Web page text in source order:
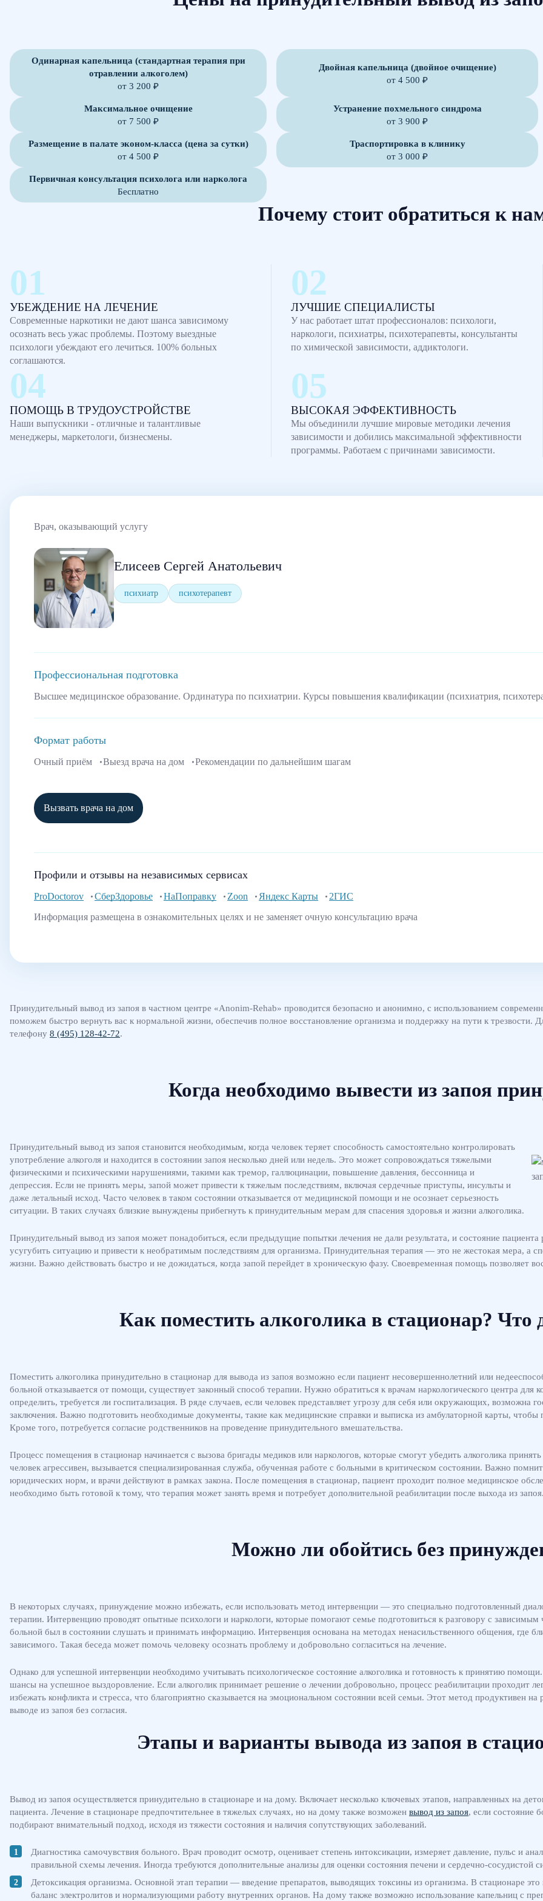
Одинарная капельница (стандартная терапия при
отравлении алкоголем)
от 3 200 ₽
Двойная капельница (двойное очищение)
от 4 500 ₽
Максимальное очищение
от 7 500 ₽
Устранение похмельного синдрома
от 3 900 ₽
Размещение в палате эконом-класса (цена за сутки)
от 4 500 ₽
Траспортировка в клинику
от 3 000 ₽
Первичная консультация психолога или нарколога
Бесплатно
Почему стоит обратиться к
УБЕЖДЕНИЕ НА ЛЕЧЕНИЕ
Современные наркотики не дают шанса зависимому
осознать весь ужас проблемы. Поэтому выездные
психологи убеждают его лечиться. 100% больных
соглашаются.
ЛУЧШИЕ СПЕЦИАЛИСТЫ
У нас работает штат профессионалов: психологи,
наркологи, психиатры, психотерапевты, консультанты
по химической зависимости, аддиктологи.
ПОМОЩЬ В ТРУДОУСТРОЙСТВЕ
Наши выпускники - отличные и талантливые
менеджеры, маркетологи, бизнесмены.
ВЫСОКАЯ ЭФФЕКТИВНОСТЬ
Мы объединили лучшие мировые методики лечения
зависимости и добились максимальной эффективности
программы. Работаем с причинами зависимости.
Врач, оказывающий услугу
Елисеев Сергей Анатольевич
психиатр психотерапевт
Профессиональная подготовка
Высшее медицинское образование. Ординатура по психиатрии. Курсы повышения квалификации (психиатрия,
Формат работы
Очный приём Выезд врача на дом Рекомендации по дальнейшим шагам
Вызвать врача на дом
Профили и отзывы на независимых сервисах
ProDoctorov СберЗдоровье НаПоправку Zoon Яндекс Карты
2ГИС
Информация размещена в ознакомительных целях и не заменяет очную консультацию врача
Принудительный вывод из запоя в частном центре «Anonim-Rehab» проводится безопасно и анонимно, с использованием
поможем быстро вернуть вас к нормальной жизни, обеспечив полное восстановление организма и поддержку на пути к трезвости.
телефону 8 (495) 128-42-72.
Когда необходимо вывести из запоя
Принудительный вывод из запоя становится необходимым, когда человек теряет способность самостоятельно контролировать
употребление алкоголя и находится в состоянии запоя несколько дней или недель. Это может сопровождаться тяжелыми
физическими и психическими нарушениями, такими как тремор, галлюцинации, повышение давления, бессонница и
депрессия. Если не принять меры, запой может привести к тяжелым последствиям, включая сердечные приступы, инсульты и
даже летальный исход. Часто человек в таком состоянии отказывается от медицинской помощи и не осознает серьезность
ситуации. В таких случаях близкие вынуждены прибегнуть к принудительным мерам для спасения здоровья и жизни алкоголика.
Принудительный вывод из запоя может понадобиться, если предыдущие попытки лечения не дали результата, и состояние
усугубить ситуацию и привести к необратимым последствиям для организма. Принудительная терапия — это не жестокая мера, а
жизни. Важно действовать быстро и не дожидаться, когда запой перейдет в хроническую фазу. Своевременная помощь позволяет
Как поместить алкоголика в стационар? Что
Поместить алкоголика принудительно в стационар для вывода из запоя возможно если пациент несовершеннолетний или
больной отказывается от помощи, существует законный способ терапии. Нужно обратиться к врачам наркологического центра для
определить, требуется ли госпитализация. В ряде случаев, если человек представляет угрозу для себя или окружающих, возможна
заключения. Важно подготовить необходимые документы, такие как медицинские справки и выписка из амбулаторной карты,
Кроме того, потребуется согласие родственников на проведение принудительного вмешательства.
Процесс помещения в стационар начинается с вызова бригады медиков или наркологов, которые смогут убедить алкоголика
человек агрессивен, вызывается специализированная служба, обученная работе с больными в критическом состоянии. Важно
юридических норм, и врачи действуют в рамках закона. После помещения в стационар, пациент проходит полное медицинское
необходимо быть готовой к тому, что терапия может занять время и потребует дополнительной реабилитации после выхода из запоя.
Можно ли обойтись без
В некоторых случаях, принуждение можно избежать, если использовать метод интервенции — это специально подготовленный
терапии. Интервенцию проводят опытные психологи и наркологи, которые помогают семье подготовиться к разговору с
больной был в состоянии слушать и принимать информацию. Интервенция основана на методах ненасильственного общения, где
зависимого. Такая беседа может помочь человеку осознать проблему и добровольно согласиться на лечение.
Однако для успешной интервенции необходимо учитывать психологическое состояние алкоголика и готовность к принятию
шансы на успешное выздоровление. Если алкоголик принимает решение о лечении добровольно, процесс реабилитации проходит
избежать конфликта и стресса, что благоприятно сказывается на эмоциональном состоянии всей семьи. Этот метод продуктивен
выводе из запоя без согласия.
Этапы и варианты вывода из запоя в
Вывод из запоя осуществляется принудительно в стационаре и на дому. Включает несколько ключевых этапов, направленных на
пациента. Лечение в стационаре предпочтительнее в тяжелых случаях, но на дому также возможен вывод из запоя, если состояние
подбирают внимательный подход, исходя из тяжести состояния и наличия сопутствующих заболеваний.
Диагностика самочувствия больного. Врач проводит осмотр, оценивает степень интоксикации, измеряет давление, пульс и
правильной схемы лечения. Иногда требуются дополнительные анализы для оценки состояния печени и сердечно-сосудистой
Детоксикация организма. Основной этап терапии — введение препаратов, выводящих токсины из организма. В стационаре
баланс электролитов и нормализующими работу внутренних органов. На дому также возможно использование капельниц с